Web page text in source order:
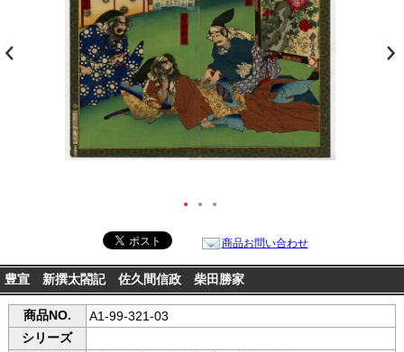
● ● ●
商品お問い合わせ
豊宣 新撰太閤記 佐久間信政 柴田勝家
商品NO.
A1-99-321-03
シリーズ